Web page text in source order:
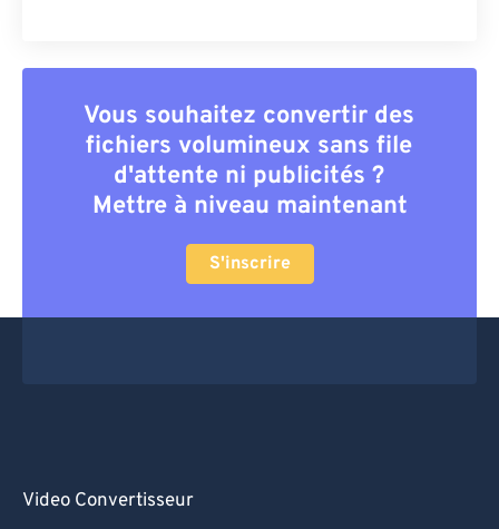
Vous souhaitez convertir des
fichiers volumineux sans file
d'attente ni publicités ?
Mettre à niveau maintenant
S'inscrire
Video Convertisseur